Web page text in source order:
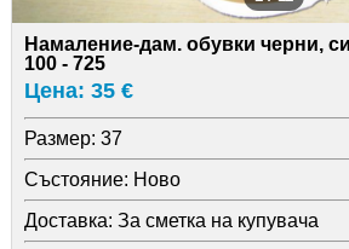
Намаление-дам. обувки черни,
100 - 725
Цена: 35 €
Размер: 37
Състояние: Ново
Доставка: За сметка на купувача